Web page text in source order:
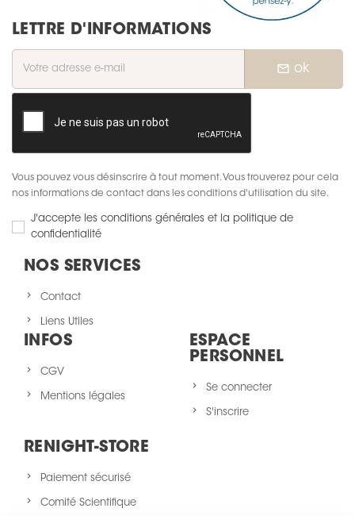
LETTRE D'INFORMATIONS
mail_outline ok
Vous pouvez vous désinscrire à tout moment. Vous trouverez pour cela
nos informations de contact dans les conditions d'utilisation du site.
J'accepte les conditions générales et la politique de
confidentialité
NOS SERVICES
Contact
Liens Utiles
INFOS
CGV
Mentions légales
ESPACE
PERSONNEL
Se connecter
S'inscrire
RENIGHT-STORE
Paiement sécurisé
Comité Scientifique